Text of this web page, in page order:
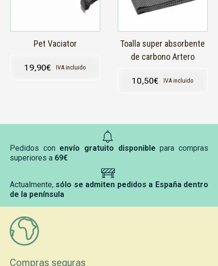
Pet Vaciator
19,90€ IVA incluido
elegir
página
Toalla super absorbente
de carbono Artero
10,50€ IVA incluido
Pedidos con envío gratuito disponible para compras
superiores a 69€
Actualmente, sólo se admiten pedidos a España dentro
de la península
Compras seguras